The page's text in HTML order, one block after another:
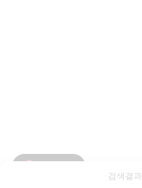
검색결과